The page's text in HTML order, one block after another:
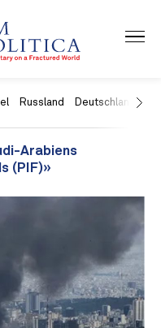
Russland Deutschland
Arabiens
(PIF)»